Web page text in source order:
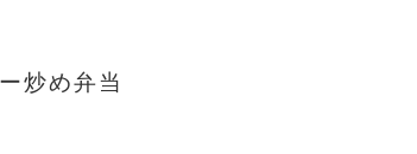
炒め弁当